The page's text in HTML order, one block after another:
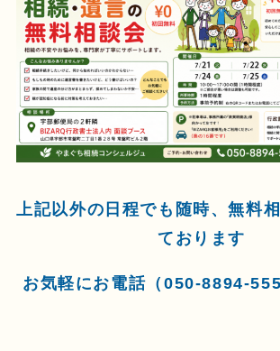
上記以外の日程でも随時、無料
ております
お気軽にお電話（050-8894-